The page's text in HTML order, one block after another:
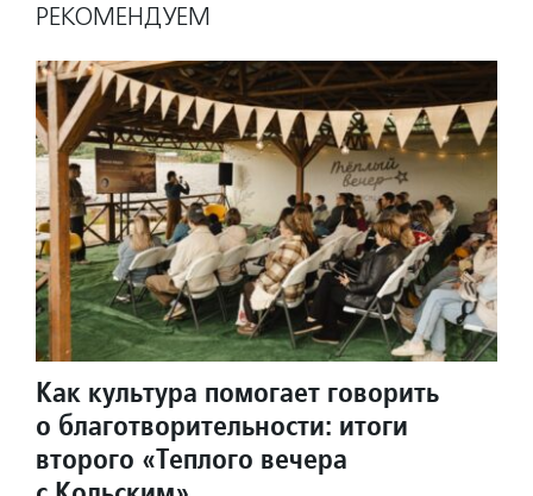
РЕКОМЕНДУЕМ
Как культура помогает говорить
о благотворительности: итоги
второго «Теплого вечера